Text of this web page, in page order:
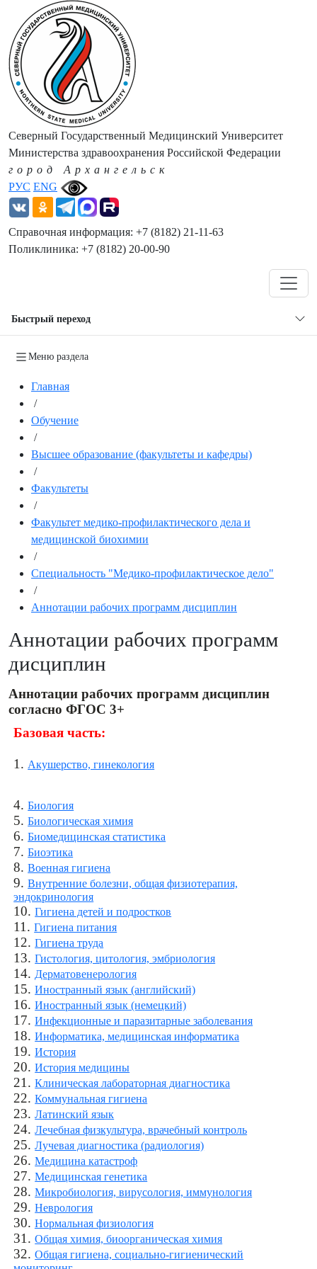
РУС ENG
Северный Государственный Медицинский Университет
Министерства здравоохранения Российской Федерации
город Архангельск
Справочная информация: +7 (8182) 21-11-63
Поликлиника: +7 (8182) 20-00-90
Быстрый переход
Меню раздела
Главная
/
Обучение
/
Высшее образование (факультеты и кафедры)
/
Факультеты
/
Факультет медико-профилактического дела и
медицинской биохимии
/
Специальность "Медико-профилактическое дело"
/
Аннотации рабочих программ дисциплин
Аннотации рабочих программ
дисциплин
Аннотации рабочих программ дисциплин
согласно ФГОС 3+
Базовая часть:
1.Акушерство, гинекология
4.Биология
5.Биологическая химия
6.Биомедицинская статистика
7.Биоэтика
8.Военная гигиена
9.Внутренние болезни, общая физиотерапия,
эндокринология
10.Гигиена детей и подростков
11.Гигиена питания
12.Гигиена труда
13.Гистология, цитология, эмбриология
14.Дерматовенерология
15.Иностранный язык (английский)
16.Иностранный язык (немецкий)
17.Инфекционные и паразитарные заболевания
18.Информатика, медицинская информатика
19.История
20.История медицины
21.Клиническая лабораторная диагностика
22.Коммунальная гигиена
23.Латинский язык
24.Лечебная физкультура, врачебный контроль
25.Лучевая диагностика (радиология)
26.Медицина катастроф
27.Медицинская генетика
28.Микробиология, вирусология, иммунология
29.Неврология
30. Нормальная физиология
31.Общая химия, биоорганическая химия
32.Общая гигиена, социально-гигиенический